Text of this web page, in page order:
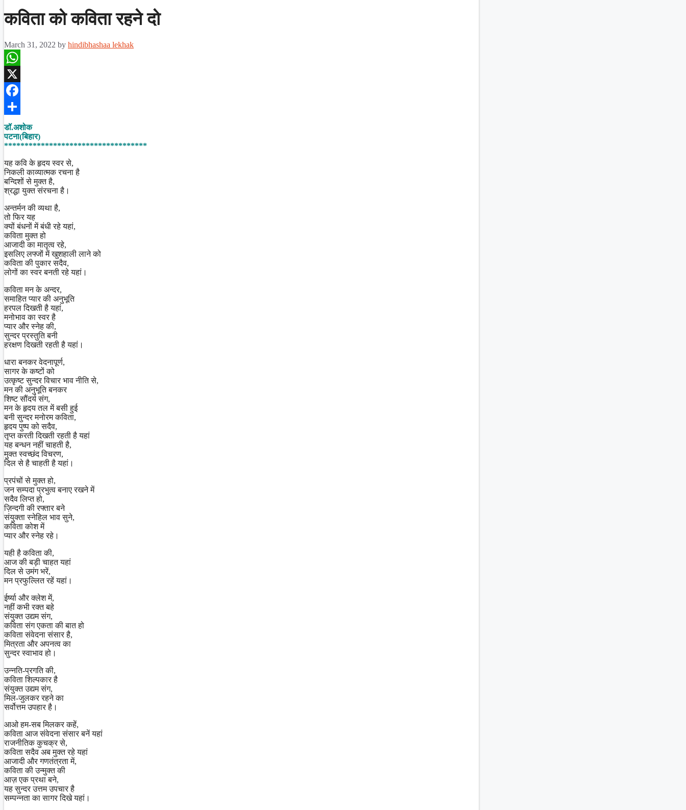
कविता को कविता रहने दो
March 31, 2022 by hindibhashaa lekhak
WhatsApp
X
Facebook
Share
डॉ.अशोक
पटना(बिहार)
***********************************
यह कवि के हृदय स्वर से,
निकली काव्यात्मक रचना है
बन्दिशों से मुक्त है,
श्रद्धा युक्त संरचना है।
अन्तर्मन की व्यथा है,
तो फिर यह
क्यों बंधनों में बंधी रहे यहां,
कविता मुक्त हो
आजादी का मातृत्व रहे,
इसलिए लफ्जों में खुशहाली लाने को
कविता की पुकार सदैव,
लोगों का स्वर बनती रहे यहां।
कविता मन के अन्दर,
समाहित प्यार की अनुभूति
हरपल दिखती है यहां,
मनोभाव का स्वर है
प्यार और स्नेह की,
सुन्दर प्रस्तुति बनी
हरक्षण दिखती रहती है यहां।
धारा बनकर वेदनापूर्ण,
सागर के कष्टों को
उत्कृष्ट सुन्दर विचार भाव नीति से,
मन की अनुभूति बनकर
शिष्ट सौंदर्य संग,
मन के हृदय तल में बसी हुई
बनी सुन्दर मनोरम कविता,
हृदय पुष्प को सदैव,
तृप्त करती दिखती रहती है यहां
यह बन्धन नहीं चाहती है,
मुक्त स्वच्छंद विचरण,
दिल से है चाहती है यहां।
प्रपंचों से मुक्त हो,
जन सम्पदा प्रभुत्व बनाए रखने में
सदैव लिप्त हो,
ज़िन्दगी की रफ्तार बने
संयुक्ता स्नेहिल भाव सुने,
कविता कोश में
प्यार और स्नेह रहे।
यही है कविता की,
आज की बड़ी चाहत यहां
दिल से उमंग भरें,
मन प्रफुल्लित रहें यहां।
ईर्ष्या और क्लेश में,
नहीं कभी रक्त बहे
संयुक्त उद्यम संग,
कविता संग एकता की बात हो
कविता संवेदना संसार है,
मित्रता और अपनत्व का
सुन्दर स्वाभाव हो।
उन्नति-प्रगति की,
कविता शिल्पकार है
संयुक्त उद्यम संग,
मिल-जुलकर रहने का
सर्वोत्तम उपहार है।
आओ हम-सब मिलकर कहें,
कविता आज संवेदना संसार बनें यहां
राजनीतिक कुचक्र से,
कविता सदैव अब मुक्त रहे यहां
आजादी और गणतंत्रता में,
कविता की उन्मुक्त की
आज़ एक प्रथा बने,
यह सुन्दर उत्तम उपचार है
सम्पन्नता का सागर दिखे यहां।